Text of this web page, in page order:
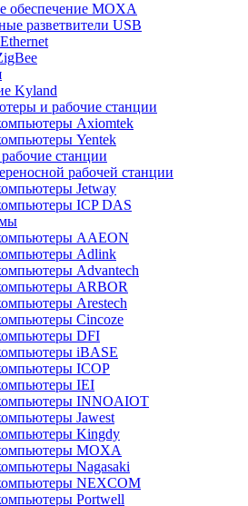
обеспечение MOXA
разветвители USB
Kyland
и рабочие станции
Axiomtek
Yentek
станции
рабочей станции
Jetway
ICP DAS
AAEON
Adlink
Advantech
ARBOR
Arestech
Cincoze
DFI
iBASE
ICOP
IEI
INNOAIOT
Jawest
Kingdy
MOXA
Nagasaki
NEXCOM
Portwell